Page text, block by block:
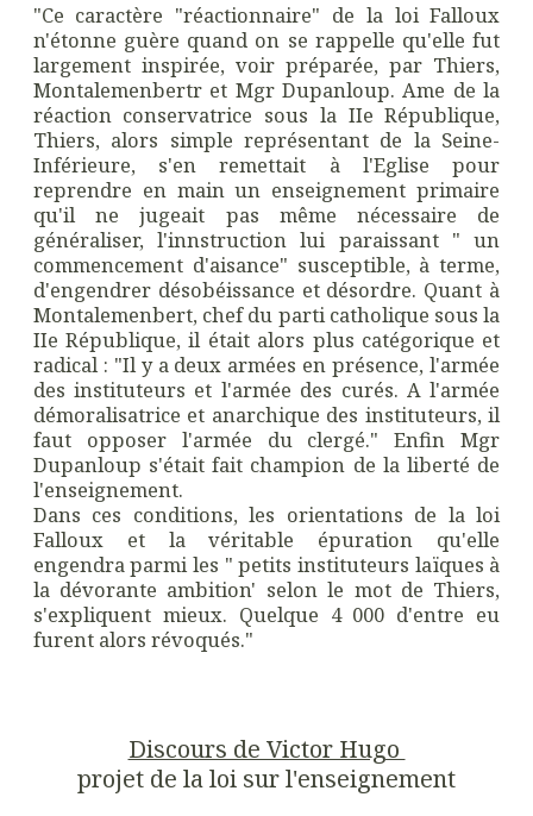
"Ce caractère "réactionnaire" de la loi Falloux
n'étonne guère quand on se rappelle qu'elle fut
largement inspirée, voir préparée, par Thiers,
Montalemenbertr et Mgr Dupanloup. Ame de la
réaction conservatrice sous la IIe République,
Thiers, alors simple représentant de la Seine-
Inférieure, s'en remettait à l'Eglise pour
reprendre en main un enseignement primaire
qu'il ne jugeait pas même nécessaire de
généraliser, l'innstruction lui paraissant " un
commencement d'aisance" susceptible, à terme,
d'engendrer désobéissance et désordre. Quant à
Montalemenbert, chef du parti catholique sous la
IIe République, il était alors plus catégorique et
radical : "Il y a deux armées en présence, l'armée
des instituteurs et l'armée des curés. A l'armée
démoralisatrice et anarchique des instituteurs, il
faut opposer l'armée du clergé." Enfin Mgr
Dupanloup s'était fait champion de la liberté de
l'enseignement.
Dans ces conditions, les orientations de la loi
Falloux et la véritable épuration qu'elle
engendra parmi les " petits instituteurs laïques à
la dévorante ambition' selon le mot de Thiers,
s'expliquent mieux. Quelque 4 000 d'entre eu
furent alors révoqués."
Discours de Victor Hugo
projet de la loi sur l'enseignement